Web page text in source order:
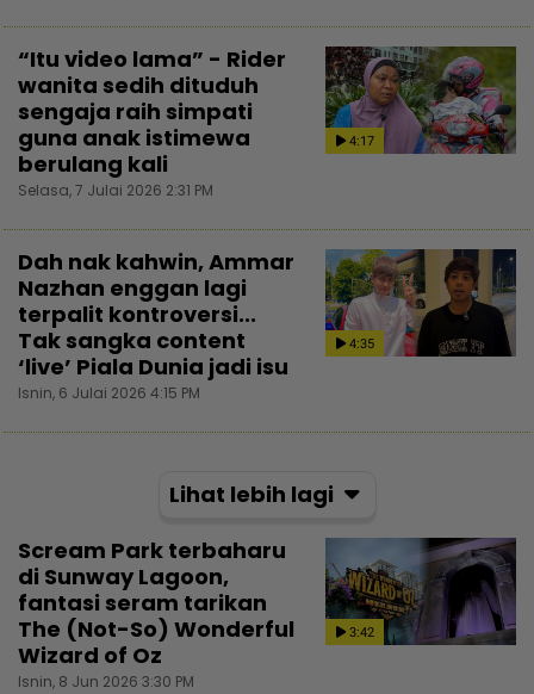
4:17
“Itu video lama” - Rider
wanita sedih dituduh
sengaja raih simpati
guna anak istimewa
berulang kali
Selasa, 7 Julai 2026 2:31 PM
4:35
Dah nak kahwin, Ammar
Nazhan enggan lagi
terpalit kontroversi...
Tak sangka content
‘live’ Piala Dunia jadi isu
Isnin, 6 Julai 2026 4:15 PM
Lihat lebih lagi
3:42
Scream Park terbaharu
di Sunway Lagoon,
fantasi seram tarikan
The (Not-So) Wonderful
Wizard of Oz
Isnin, 8 Jun 2026 3:30 PM